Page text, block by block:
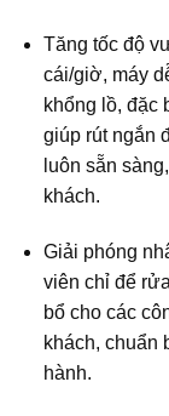
Tăng tốc độ
cái/giờ, máy
khổng lồ, đặc
giúp rút ngắn
luôn sẵn
khách.
Giải phóng
viên chỉ để
bổ cho các
khách, chuẩn
hành.